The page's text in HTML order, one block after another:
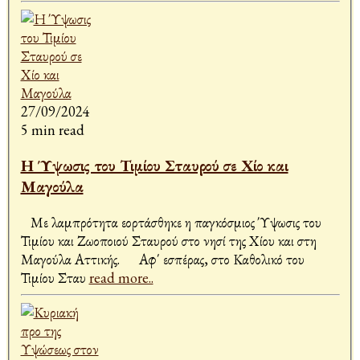
27/09/2024
5 min read
Η Ύψωσις του Τιμίου Σταυρού σε Χίο και
Μαγούλα
Με λαμπρότητα εορτάσθηκε η παγκόσμιος Ύψωσις του
Τιμίου και Ζωοποιού Σταυρού στο νησί της Χίου και στη
Μαγούλα Αττικής. Αφ΄ εσπέρας, στο Καθολικό του
Τιμίου Σταυ read more..